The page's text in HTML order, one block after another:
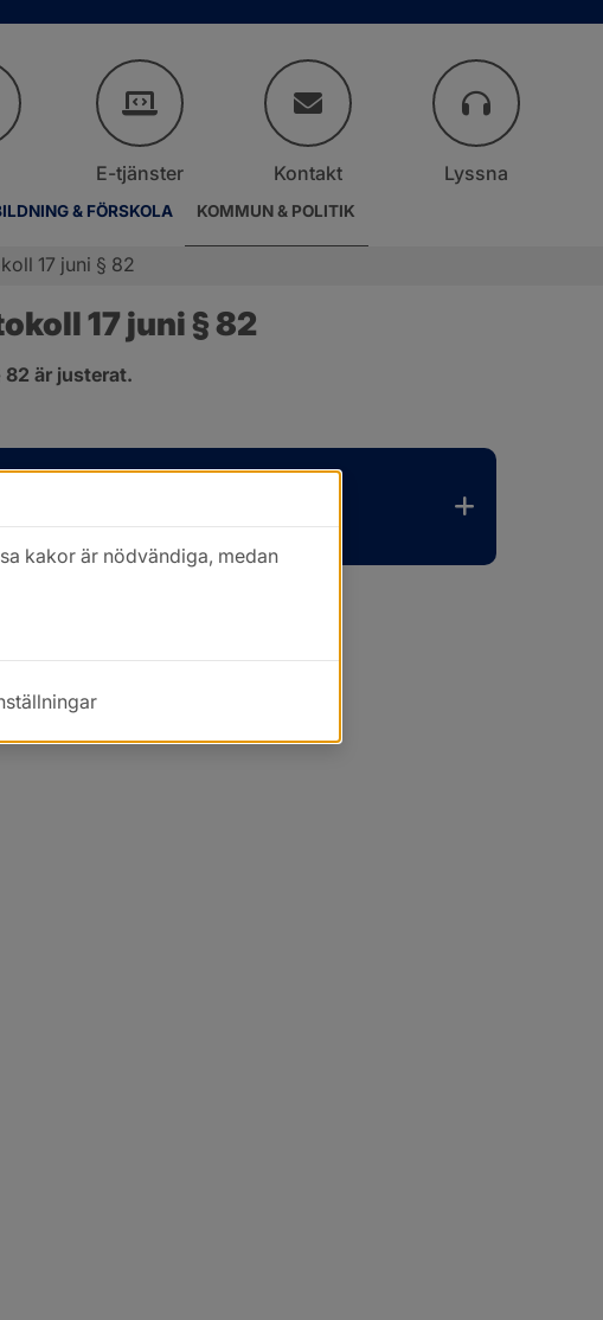
& FÖRSKOLA KOMMUN & POLITIK
E-tjänster Kontakt Lyssna
17 juni § 82
17 juni § 82
är justerat.
kakor är nödvändiga, medan